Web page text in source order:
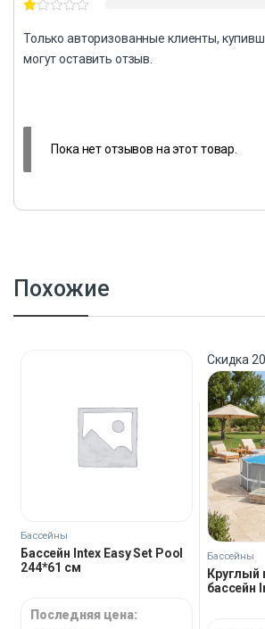
Только авторизованные клиенты,
могут оставить отзыв.
Пока нет отзывов на этот товар.
Похожие
Бассейны
Бассейн Intex Easy Set Pool
244*61 см
Последняя цена:
Скидка
Бассейны
Круглый
бассейн